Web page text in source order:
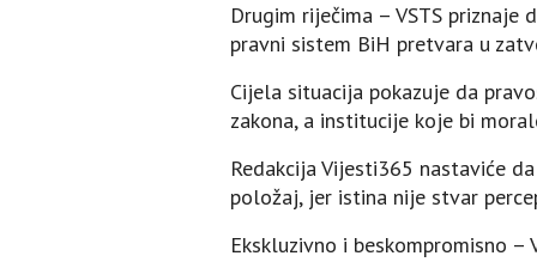
Drugim riječima – VSTS
pravni sistem BiH pretvara u
Cijela situacija pokazuje da
zakona, a institucije koje bi
Redakcija Vijesti365 nastaviće
položaj, jer istina nije stvar
Ekskluzivno i beskompromisno –